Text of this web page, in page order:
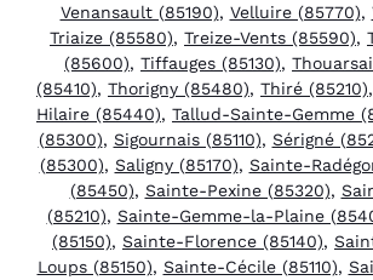
Venansault (85190), Velluire (85770),
Triaize (85580), Treize-Vents (85590),
(85600), Tiffauges (85130),
(85410), Thorigny (85480), Thiré (85210),
Hilaire (85440), Tallud-Sainte-Gemme
(85300), Sigournais (85110), Sérigné
(85300), Saligny (85170), Sainte-
(85450), Sainte-Pexine (85320),
(85210), Sainte-Gemme-la-Plaine
(85150), Sainte-Florence (85140),
Loups (85150), Sainte-Cécile (85110),